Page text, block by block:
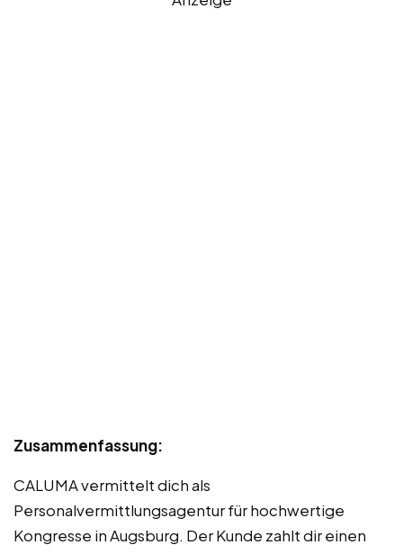
Zusammenfassung:
CALUMA vermittelt dich als
Personalvermittlungsagentur für hochwertige
Kongresse in Augsburg. Der Kunde zahlt dir einen